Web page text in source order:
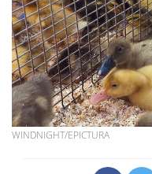
WINDNIGHT/EPICTURA